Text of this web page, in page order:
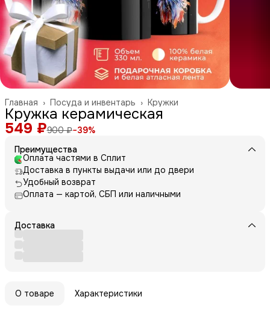
Кружки
Посуда и инвентарь ›
Главная ›
Кружка керамическая
549 ₽900 ₽−39%
Преимущества
Оплата частями в Сплит
Доставка в пункты выдачи или до двери
Удобный возврат
Оплата — картой, СБП или наличными
Доставка
О товаре Характеристики